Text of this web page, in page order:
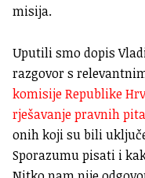
misija.
Uputili smo dopis
razgovor s
komisije Republike
rješavanje pravnih
onih koji su bili
Sporazumu pisati i